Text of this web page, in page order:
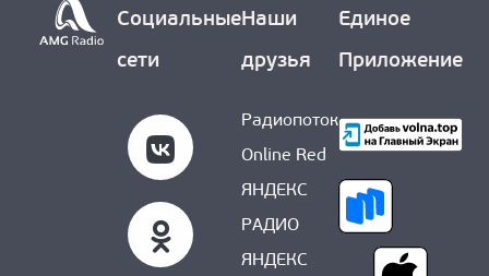
Социальные
сети
Наши
друзья
Радиопоток
Online Red
ЯНДЕКС
РАДИО
ЯНДЕКС
Единое
Приложение